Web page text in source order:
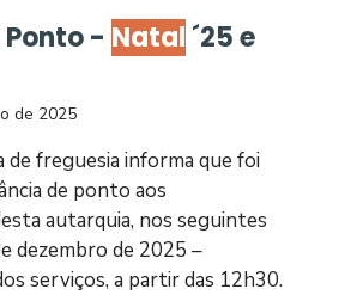
- Natal ´25 e
de 2025
de freguesia informa que foi
de ponto aos
autarquia, nos seguintes
dezembro de 2025 –
serviços, a partir das 12h30.